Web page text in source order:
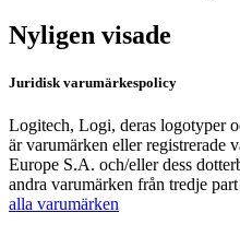
Nyligen visade
Juridisk varumärkespolicy
Logitech, Logi, deras logotyper
är varumärken eller registrerade
Europe S.A. och/eller dess
andra varumärken från tredje
alla varumärken